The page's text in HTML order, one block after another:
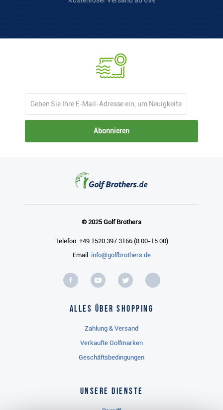
Abonnieren
© 2025 Golf Brothers
Telefon: +49 1520 397 3166 (8:00-15:00)
Email: info@golfbrothers.de
Alles über Shopping
Zahlung & Versand
Verkaufte Golfmarken
Geschäftsbedingungen
Unsere Dienste